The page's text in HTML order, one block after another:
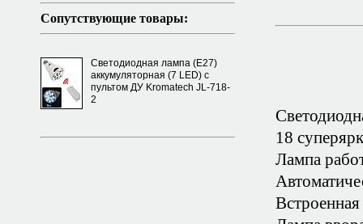
Сопутствующие товары:
Светодиодная лампа (E27)
аккумуляторная (7 LED) с
пультом ДУ Kromatech JL-718-
2
18
Лампа
Встроенная